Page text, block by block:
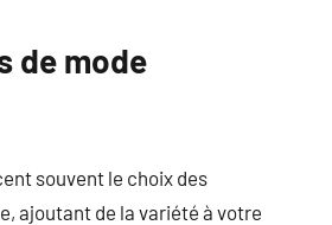
de mode
souvent le choix des
ajoutant de la variété à votre